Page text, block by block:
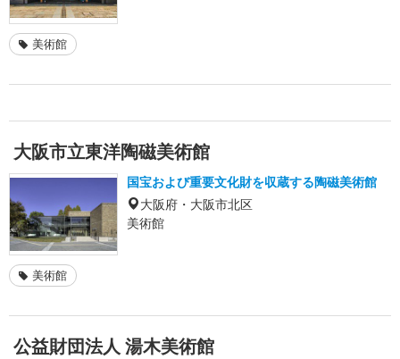
美術館
大阪市立東洋陶磁美術館
国宝および重要文化財を収蔵する陶磁美術館
大阪府・大阪市北区
美術館
美術館
公益財団法人 湯木美術館